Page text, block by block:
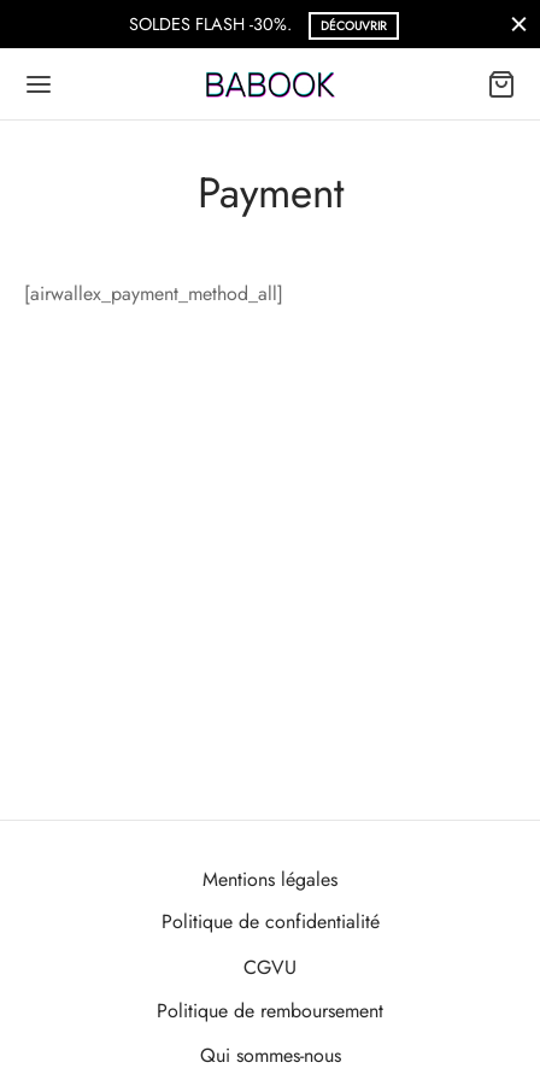
SOLDES FLASH -30%. DÉCOUVRIR
Payment
[airwallex_payment_method_all]
Mentions légales
Politique de confidentialité
CGVU
Politique de remboursement
Qui sommes-nous